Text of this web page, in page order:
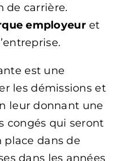
de carrière.
employeuret
est une
les démissions et
leur donnant une
congés qui seront
dans de
dans les années